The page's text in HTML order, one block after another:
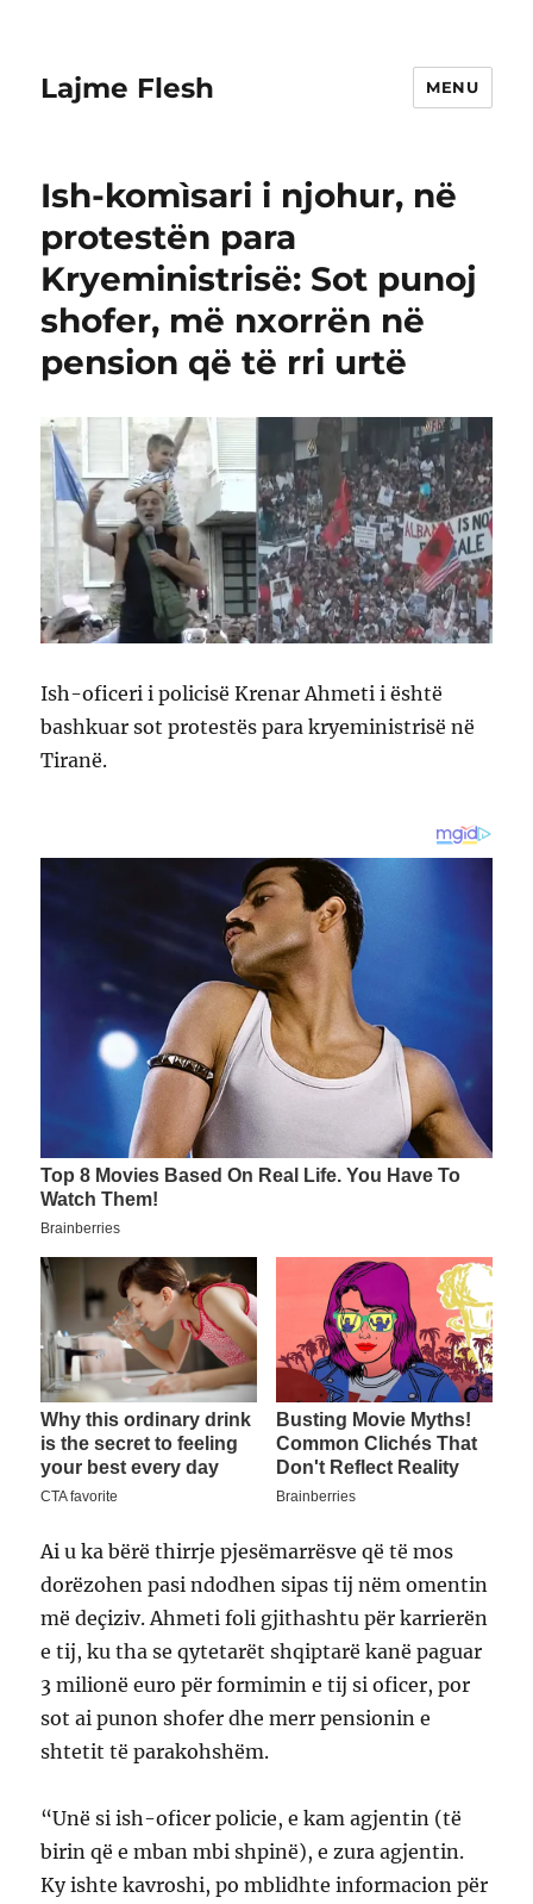
Lajme Flesh MENU
Ish-komìsari i njohur, në
protestën para
Kryeministrisë: Sot punoj
shofer, më nxorrën në
pension që të rri urtë
Ish-oficeri i policisë Krenar Ahmeti i është
bashkuar sot protestës para kryeministrisë në
Tiranë.
Ai u ka bërë thirrje pjesëmarrësve që të mos
dorëzohen pasi ndodhen sipas tij nëm omentin
më deçiziv. Ahmeti foli gjithashtu për karrierën
e tij, ku tha se qytetarët shqiptarë kanë paguar
3 milionë euro për formimin e tij si oficer, por
sot ai punon shofer dhe merr pensionin e
shtetit të parakohshëm.
“Unë si ish-oficer policie, e kam agjentin (të
birin që e mban mbi shpinë), e zura agjentin.
Ky ishte kavroshi, po mblidhte informacion për